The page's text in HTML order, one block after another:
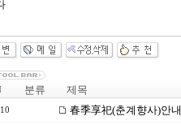
분류 제목
10 春季享祀(춘계향사)안내